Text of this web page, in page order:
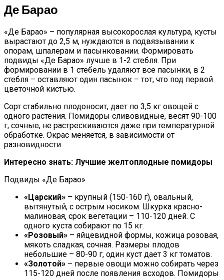
Де Барао
«Де Барао» – популярная высокорослая культура, кусты
вырастают до 2,5 м, нуждаются в подвязывании к
опорам, шпалерам и пасынковании. Формировать
подвиды «Де Барао» лучше в 1-2 стебля. При
формировании в 1 стебель удаляют все пасынки, в 2
стебля – оставляют один пасынок – тот, что под первой
цветочной кистью.
Сорт стабильно плодоносит, дает по 3,5 кг овощей с
одного растения. Помидоры сливовидные, весят 90-100
г, сочные, не растрескиваются даже при температурной
обработке. Окрас меняется, в зависимости от
разновидности.
Интересно знать: Лучшие желтоплодные помидоры
Подвиды «Де Барао»
«Царский» – крупный (150-160 г), овальный,
вытянутый, с острым носиком. Шкурка красно-
малиновая, срок вегетации – 110-120 дней. С
одного куста собирают по 15 кг.
«Розовый» – яйцевидной формы, кожица розовая,
мякоть сладкая, сочная. Размеры плодов
небольшие – 80-90 г, один куст дает 3 кг томатов.
«Золотой» – первые овощи можно собирать через
115-120 дней после появления всходов. Помидоры